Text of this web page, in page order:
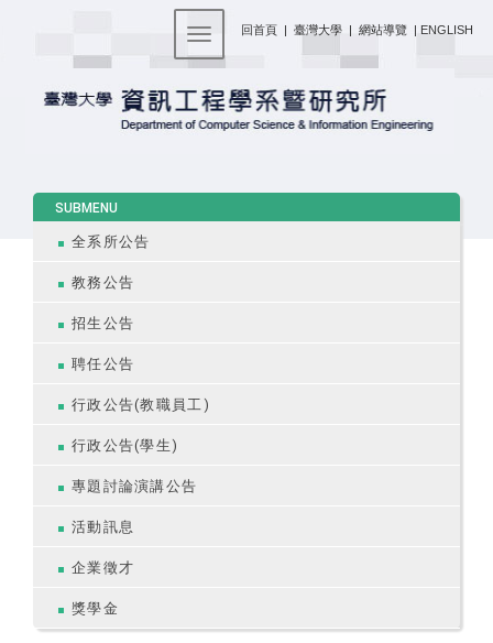
回首頁 | 臺灣大學 | 網站導覽 | ENGLISH
Toggle navigation
SUBMENU
全系所公告
教務公告
招生公告
聘任公告
行政公告(教職員工)
行政公告(學生)
專題討論演講公告
活動訊息
企業徵才
獎學金